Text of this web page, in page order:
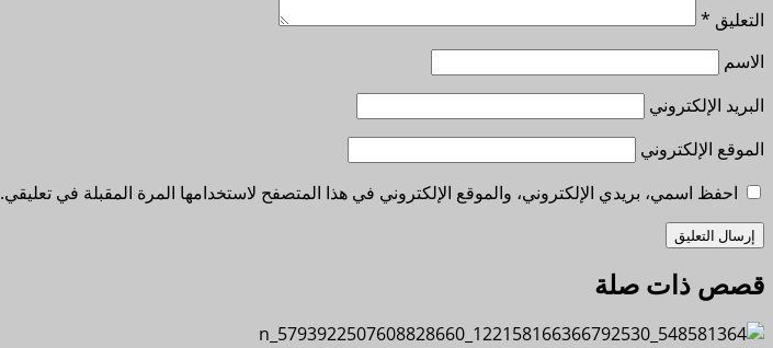
التعليق *
الاسم
البريد الإلكتروني
الموقع الإلكتروني
احفظ اسمي، بريدي الإلكتروني، والموقع الإلكتروني في هذا المتصفح لاستخدامها المرة المقبلة في تعليقي.
قصص ذات صلة